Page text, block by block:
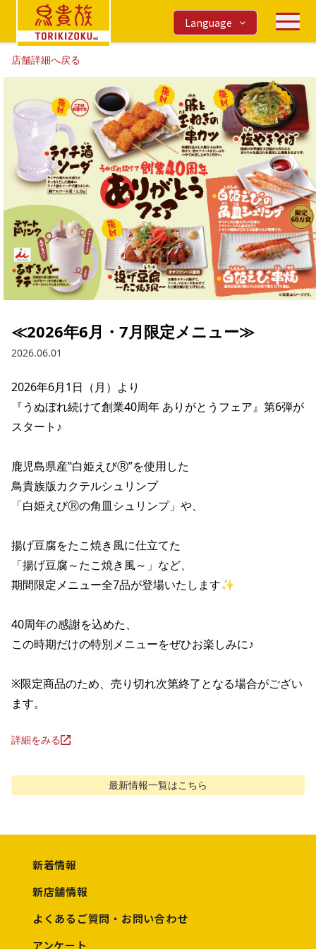
Language
店舗詳細へ戻る
≪2026年6月・7月限定メニュー≫
2026.06.01
2026年6月1日（月）より
『うぬぼれ続けて創業40周年 ありがとうフェア』第6弾が
スタート♪
鹿児島県産‟白姫えびⓇ”を使用した
鳥貴族版カクテルシュリンプ
「白姫えびⓇの角皿シュリンプ」や、
揚げ豆腐をたこ焼き風に仕立てた
「揚げ豆腐～たこ焼き風～」など、
期間限定メニュー全7品が登場いたします✨
40周年の感謝を込めた、
この時期だけの特別メニューをぜひお楽しみに♪
※限定商品のため、売り切れ次第終了となる場合がござい
ます。
詳細をみる
最新情報一覧はこちら
新着情報
新店舗情報
よくあるご質問・お問い合わせ
アンケート